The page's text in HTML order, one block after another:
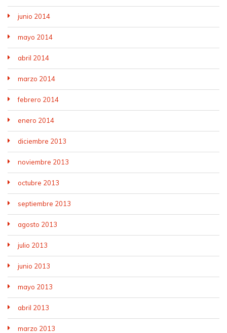
junio 2014
mayo 2014
abril 2014
marzo 2014
febrero 2014
enero 2014
diciembre 2013
noviembre 2013
octubre 2013
septiembre 2013
agosto 2013
julio 2013
junio 2013
mayo 2013
abril 2013
marzo 2013